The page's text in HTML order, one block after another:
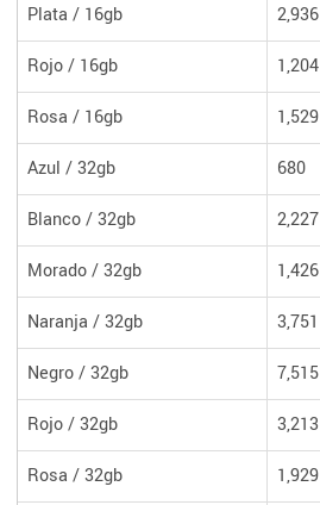
Plata / 16gb 2,936
Rojo / 16gb 1,204
Rosa / 16gb 1,529
Azul / 32gb 680
Blanco / 32gb 2,227
Morado / 32gb 1,426
Naranja / 32gb 3,751
Negro / 32gb 7,515
Rojo / 32gb 3,213
Rosa / 32gb 1,929